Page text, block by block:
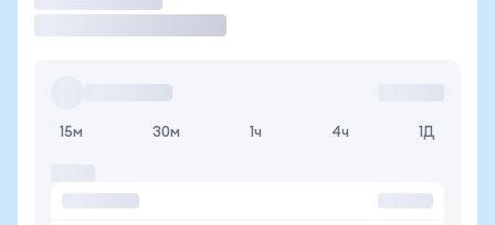
15м 30м 1ч 4ч 1Д